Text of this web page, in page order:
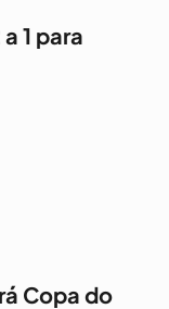
1 para
Copa do